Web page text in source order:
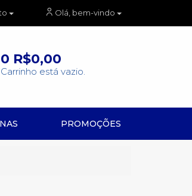
Olá, bem-vindo
0 R$0,00
Carrinho está vazio.
PROMOÇÕES